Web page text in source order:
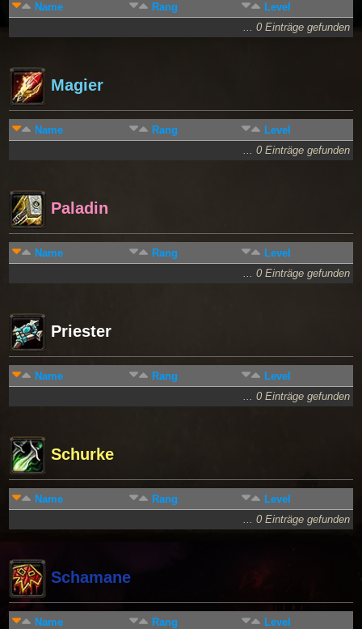
Name Rang
Level
... 0 Einträge gefunden
Magier
Name Rang
Level
... 0 Einträge gefunden
Paladin
Name Rang
Level
... 0 Einträge gefunden
Priester
Name Rang
Level
... 0 Einträge gefunden
Schurke
Name Rang
Level
... 0 Einträge gefunden
Schamane
Name Rang
Level